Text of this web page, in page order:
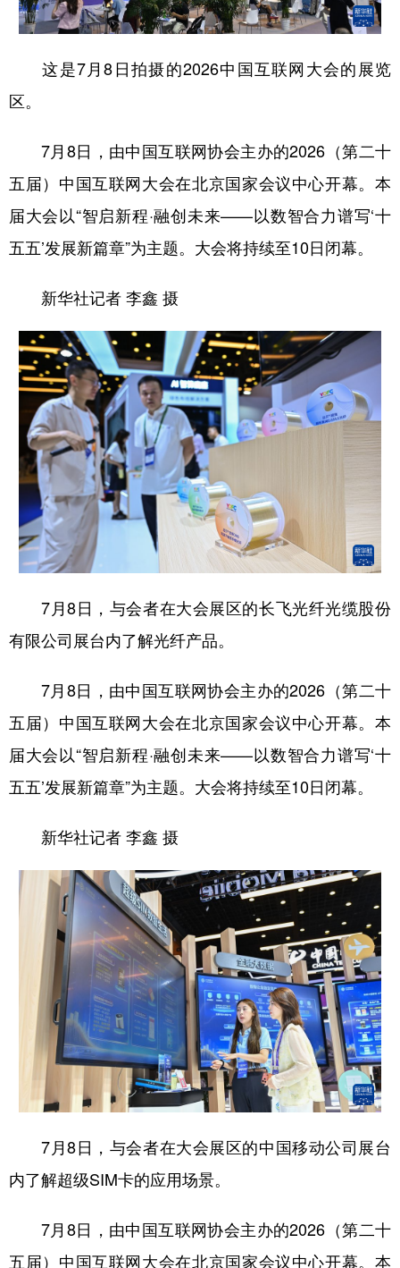
这是7月8日拍摄的2026中国互联网大会的展览
区。
7月8日，由中国互联网协会主办的2026（第二十
五届）中国互联网大会在北京国家会议中心开幕。本
届大会以“智启新程·融创未来——以数智合力谱写‘十
五五’发展新篇章”为主题。大会将持续至10日闭幕。
新华社记者 李鑫 摄
7月8日，与会者在大会展区的长飞光纤光缆股份
有限公司展台内了解光纤产品。
7月8日，由中国互联网协会主办的2026（第二十
五届）中国互联网大会在北京国家会议中心开幕。本
届大会以“智启新程·融创未来——以数智合力谱写‘十
五五’发展新篇章”为主题。大会将持续至10日闭幕。
新华社记者 李鑫 摄
7月8日，与会者在大会展区的中国移动公司展台
内了解超级SIM卡的应用场景。
7月8日，由中国互联网协会主办的2026（第二十
五届）中国互联网大会在北京国家会议中心开幕。本